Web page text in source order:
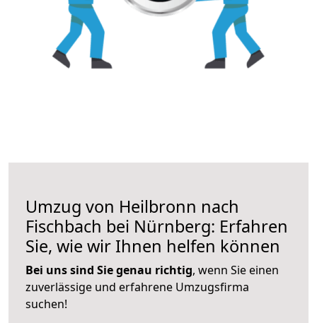
Umzug von Heilbronn nach
Fischbach bei Nürnberg: Erfahren
Sie, wie wir Ihnen helfen können
Bei uns sind Sie genau richtig, wenn Sie einen
zuverlässige und erfahrene Umzugsfirma
suchen!